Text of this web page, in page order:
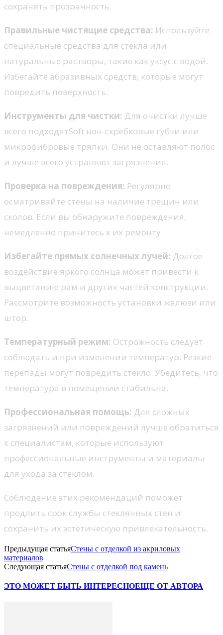
сохранять прозрачность.
Правильные чистящие средства: Используйте
специальные средства для стекла или
натуральные растворы, такие как уксус с водой.
Избегайте абразивных средств, которые могут
повредить поверхность.
Инструменты для чистки: Для очистки лучше
всего подходятSoft нон-скребковые губки или
микрофибровые тряпки. Они не оставляют полос
и лучше всего устраняют загрязнения.
Проверка на повреждения: Регулярно
осматривайте стены на наличие трещин или
сколов. Если вы обнаружите повреждения,
немедленно принитесь к их ремонту.
Избегайте прямых солнечных лучей: Долгое
воздействие яркого солнца может привести к
выцветанию рам и других частей конструкции.
Рассмотрите возможность установки жалюзи или
штор.
Температурный режим: Острожность следует
соблюдать и при изменении температур. Резкие
перепады могут повредить стекло. Убедитесь, что
температура в помещении стабильна.
Профессиональная помощь: Для сложных
загрязнений или повреждений лучше обратиться
к специалистам, которые используют
профессиональные инструменты и материалы
для ухода за стеклом.
Соблюдение этих рекомендаций поможет
продлить срок службы стеклянных стен и
сохранить их эстетическую привлекательность.
Предыдущая статьяСтены с отделкой из акриловых
материалов
Следующая статьяСтены с отделкой под камень
ЭТО МОЖЕТ БЫТЬ ИНТЕРЕСНОЕЩЕ ОТ АВТОРА